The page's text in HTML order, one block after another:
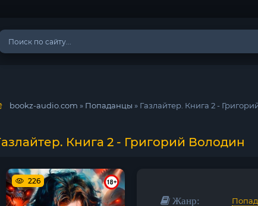
bookz-audio.com » Попаданцы » Газлайтер. Книга 2 -
Книга 2 - Григорий Володин
226
Жанр: